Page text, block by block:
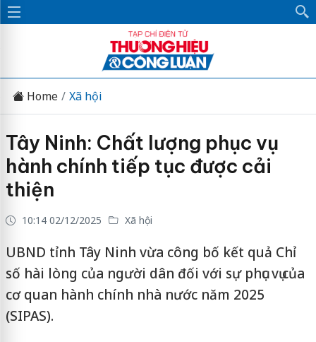
Home Xã hội
Tây Ninh: Chất lượng phục vụ
hành chính tiếp tục được cải
thiện
10:14 02/12/2025 Xã hội
UBND tỉnh Tây Ninh vừa công bố kết quả Chỉ
số hài lòng của người dân đối với sự phục vụ của
cơ quan hành chính nhà nước năm 2025
(SIPAS).